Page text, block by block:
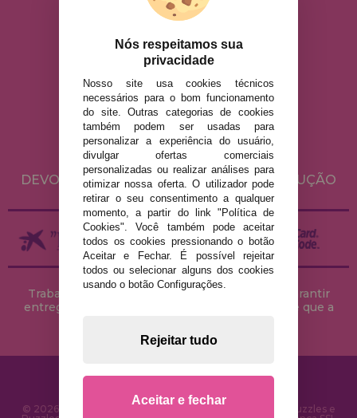
info@casadopuzzle.pt
AVISO LEGAL
POLÍTICA DE PRIVACIDADE
POLÍTICA DE COOKIES
ENVIO E DEVOLUÇÕES
DEVOLUÇÕES / DIREITO DE LIVRE RESOLUÇÃO
Trabalhamos com stocks permanentes para garantir
entregas rápidas no território peninsular, desde que a
© 2026 CasaDoPuzzle.com - Loja Online para comprar Puzzles e
Nós respeitamos sua
privacidade
Nosso site usa cookies técnicos
necessários para o bom funcionamento
do site. Outras categorias de cookies
também podem ser usadas para
personalizar a experiência do usuário,
divulgar ofertas comerciais
personalizadas ou realizar análises para
otimizar nossa oferta. O utilizador pode
retirar o seu consentimento a qualquer
momento, a partir do link "Política de
Cookies". Você também pode aceitar
todos os cookies pressionando o botão
Aceitar e Fechar. É possível rejeitar
todos ou selecionar alguns dos cookies
usando o botão Configurações.
Rejeitar tudo
Aceitar e fechar